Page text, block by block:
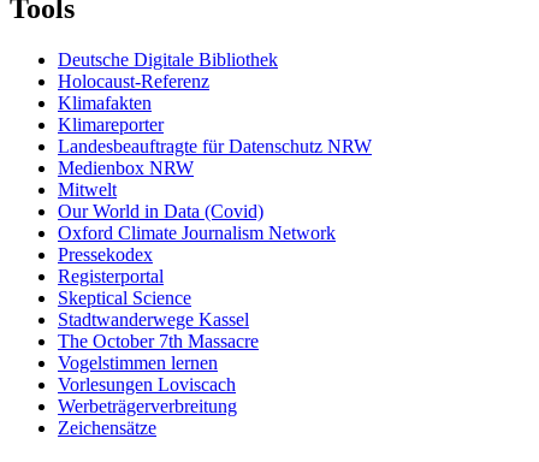
Tools
Deutsche Digitale Bibliothek
Holocaust-Referenz
Klimafakten
Klimareporter
Landesbeauftragte für Datenschutz NRW
Medienbox NRW
Mitwelt
Our World in Data (Covid)
Oxford Climate Journalism Network
Pressekodex
Registerportal
Skeptical Science
Stadtwanderwege Kassel
The October 7th Massacre
Vogelstimmen lernen
Vorlesungen Loviscach
Werbeträgerverbreitung
Zeichensätze